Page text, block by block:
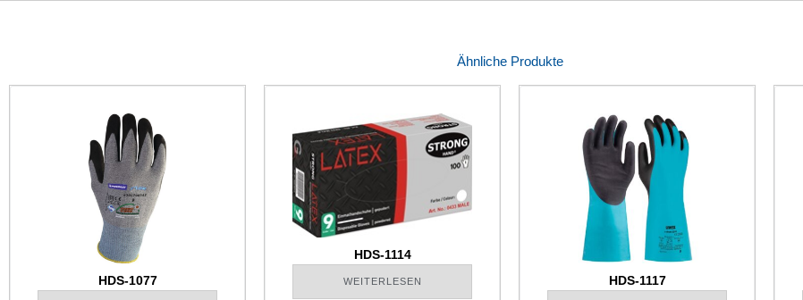
Ähnliche Produkte
HDS-1077
HDS-1114
WEITERLESEN HDS-1117